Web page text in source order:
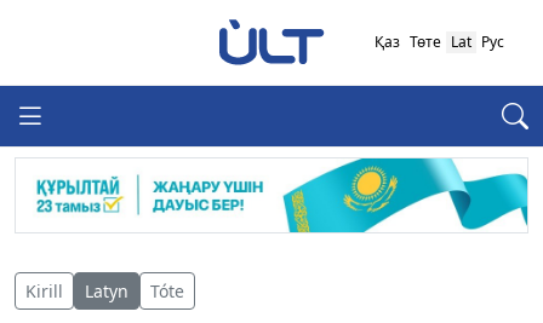
Қаз Төте Lat Рус
Kirill Latyn Tóte